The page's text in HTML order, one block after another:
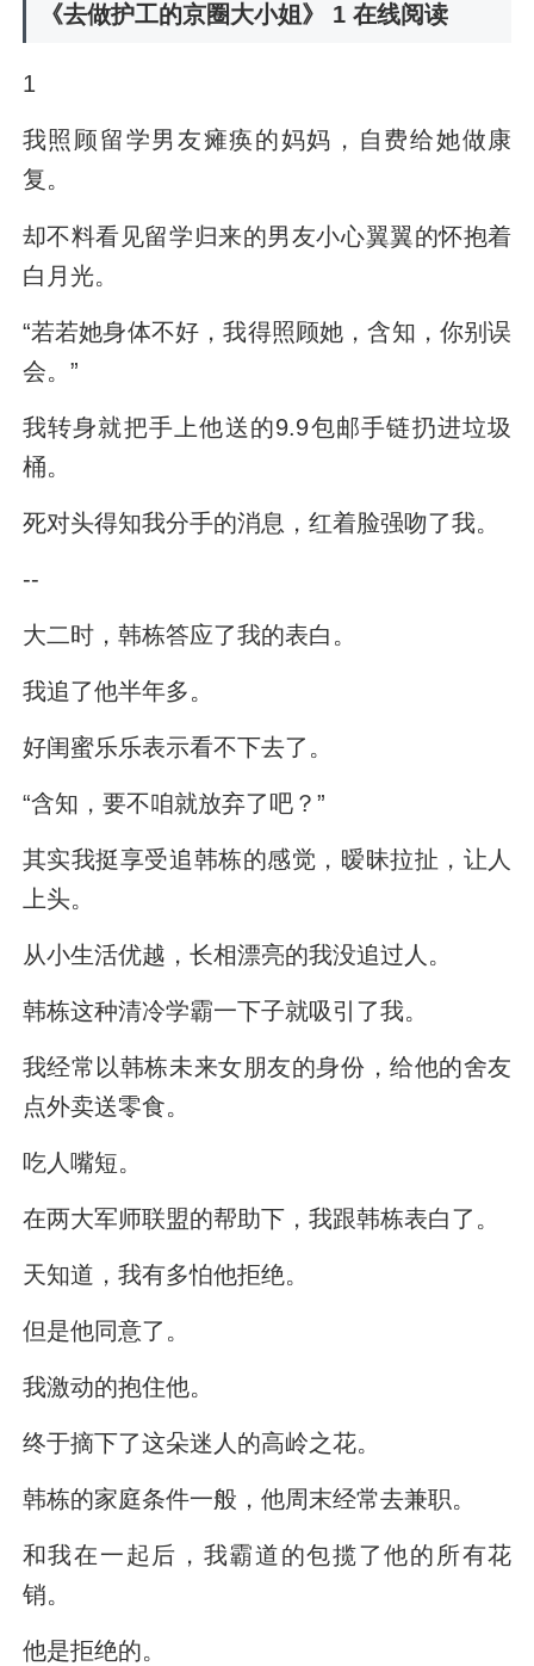
《去做护工的京圈大小姐》 1 在线阅读
1
我照顾留学男友瘫痪的妈妈，自费给她做康
复。
却不料看见留学归来的男友小心翼翼的怀抱着
白月光。
“若若她身体不好，我得照顾她，含知，你别误
会。”
我转身就把手上他送的9.9包邮手链扔进垃圾
桶。
死对头得知我分手的消息，红着脸强吻了我。
--
大二时，韩栋答应了我的表白。
我追了他半年多。
好闺蜜乐乐表示看不下去了。
“含知，要不咱就放弃了吧？”
其实我挺享受追韩栋的感觉，暧昧拉扯，让人
上头。
从小生活优越，长相漂亮的我没追过人。
韩栋这种清冷学霸一下子就吸引了我。
我经常以韩栋未来女朋友的身份，给他的舍友
点外卖送零食。
吃人嘴短。
在两大军师联盟的帮助下，我跟韩栋表白了。
天知道，我有多怕他拒绝。
但是他同意了。
我激动的抱住他。
终于摘下了这朵迷人的高岭之花。
韩栋的家庭条件一般，他周末经常去兼职。
和我在一起后，我霸道的包揽了他的所有花
销。
他是拒绝的。